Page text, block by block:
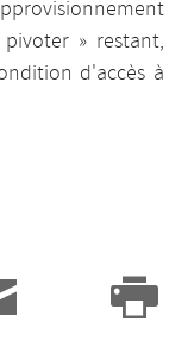
» restant,
d'accès à
p